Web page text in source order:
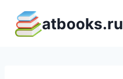
содержимому
atbooks.ru